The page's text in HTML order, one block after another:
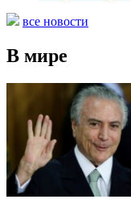
все новости
В мире